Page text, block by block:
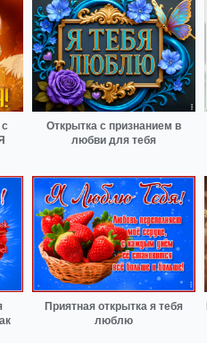
Открытка с признанием в
любви для тебя
Приятная открытка я тебя
люблю